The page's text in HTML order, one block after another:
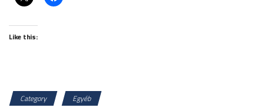
Like this:
Category Egyéb